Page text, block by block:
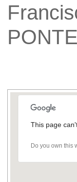
This page
Do you own this